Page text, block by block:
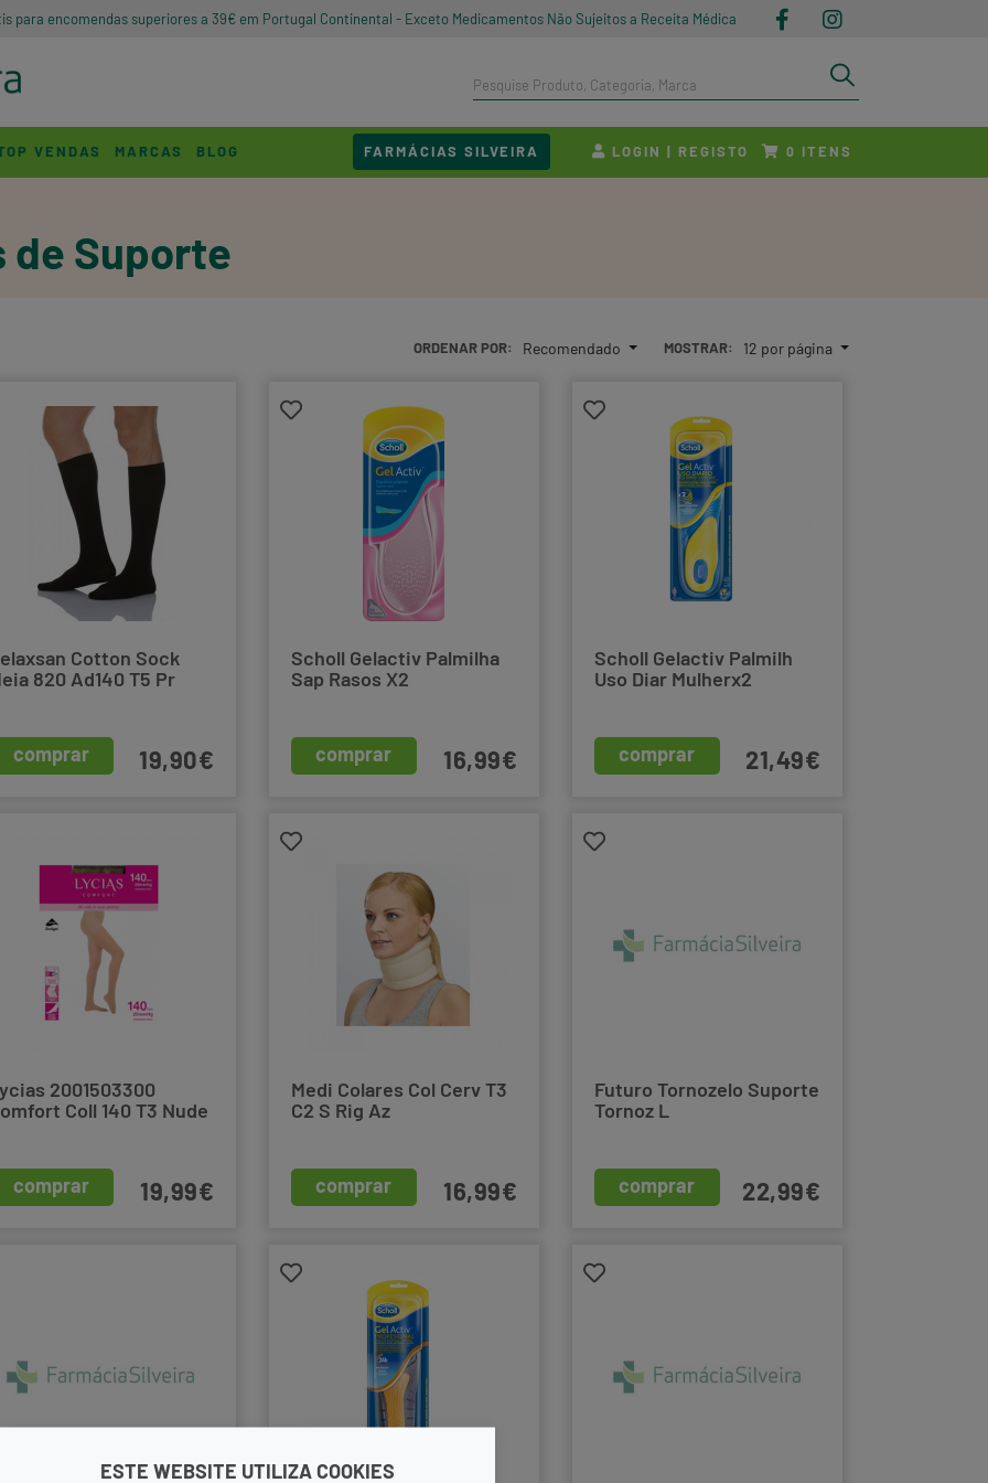
ESTE WEBSITE UTILIZA COOKIES
para encomendas superiores a 39€ em Portugal Continental - Exceto Medicamentos Não Sujeitos a Receita Médica
VENDAS MARCAS BLOG FARMÁCIAS SILVEIRA LOGIN | REGISTO 0 ITENS
de Suporte
ORDENAR POR: Recomendado MOSTRAR: 12 por página
Cotton Sock
820 Ad140 T5 Pr
comprar 19,90€
Scholl Gelactiv Palmilha
Sap Rasos X2
comprar 16,99€
Scholl Gelactiv Palmilh
Uso Diar Mulherx2
comprar 21,49€
2001503300
Coll 140 T3 Nude
comprar 19,99€
Medi Colares Col Cerv T3
C2 S Rig Az
comprar 16,99€
Futuro Tornozelo Suporte
Tornoz L
comprar 22,99€